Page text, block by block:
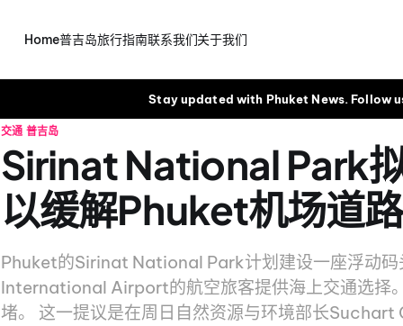
Home普吉岛旅行指南联系我们关于我们
Stay updated with Phuket News. Follow
交通 普吉岛
Sirinat National Park拟
以缓解Phuket机场道
Phuket的Sirinat National Park计划建设一座浮动码
International Airport的航空旅客提供海上交通选择
堵。 这一提议是在周日自然资源与环境部长